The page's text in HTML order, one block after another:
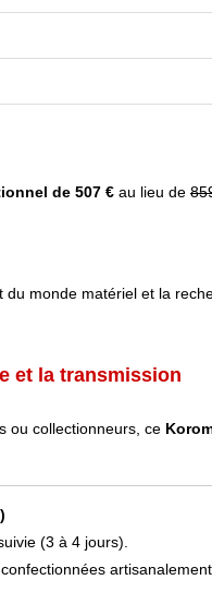
de 507 € au lieu de
monde matériel et la
et la transmission
ou collectionneurs, ce
(3 à 4 jours).